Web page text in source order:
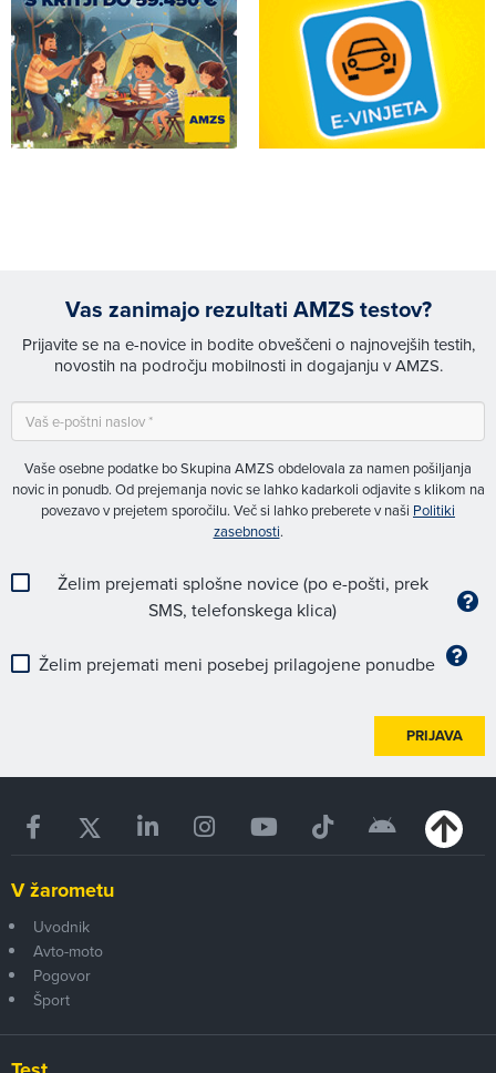
Vas zanimajo rezultati AMZS testov?
Prijavite se na e-novice in bodite obveščeni o najnovejših testih,
novostih na področju mobilnosti in dogajanju v AMZS.
Vaše osebne podatke bo Skupina AMZS obdelovala za namen pošiljanja
novic in ponudb. Od prejemanja novic se lahko kadarkoli odjavite s klikom na
povezavo v prejetem sporočilu. Več si lahko preberete v naši Politiki
zasebnosti.
Želim prejemati splošne novice (po e-pošti, prek
SMS, telefonskega klica)
Želim prejemati meni posebej prilagojene ponudbe
PRIJAVA
V žarometu
Uvodnik
Avto-moto
Pogovor
Šport